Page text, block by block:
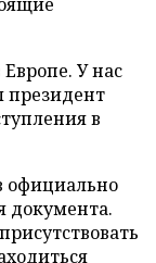
У нас
президент
в
официально
документа.